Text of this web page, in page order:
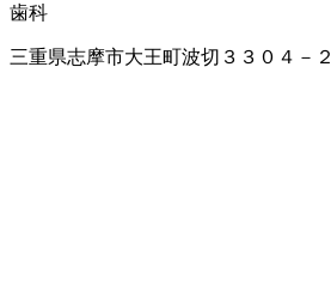
歯科
三重県志摩市大王町波切３３０４－２